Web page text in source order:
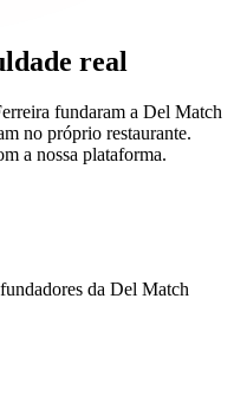
real
fundaram a Del Match
no próprio restaurante.
a nossa plataforma.